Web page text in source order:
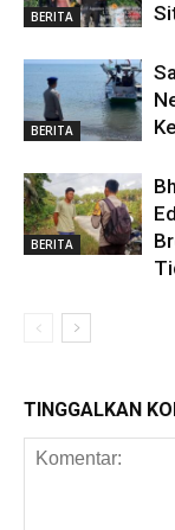
BERITA
BERITA
BERITA
TINGGALKAN